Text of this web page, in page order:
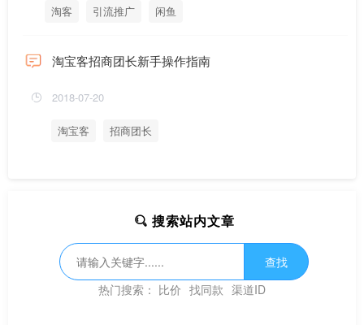
淘客 引流推广 闲鱼
淘宝客招商团长新手操作指南
2018-07-20
淘宝客 招商团长
搜索站内文章
查找
热门搜索： 比价 找同款 渠道ID